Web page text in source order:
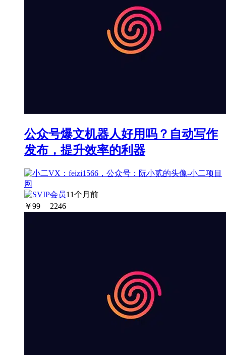
公众号爆文机器人好用吗？自动写作
发布，提升效率的利器
11个月前
￥99 2246